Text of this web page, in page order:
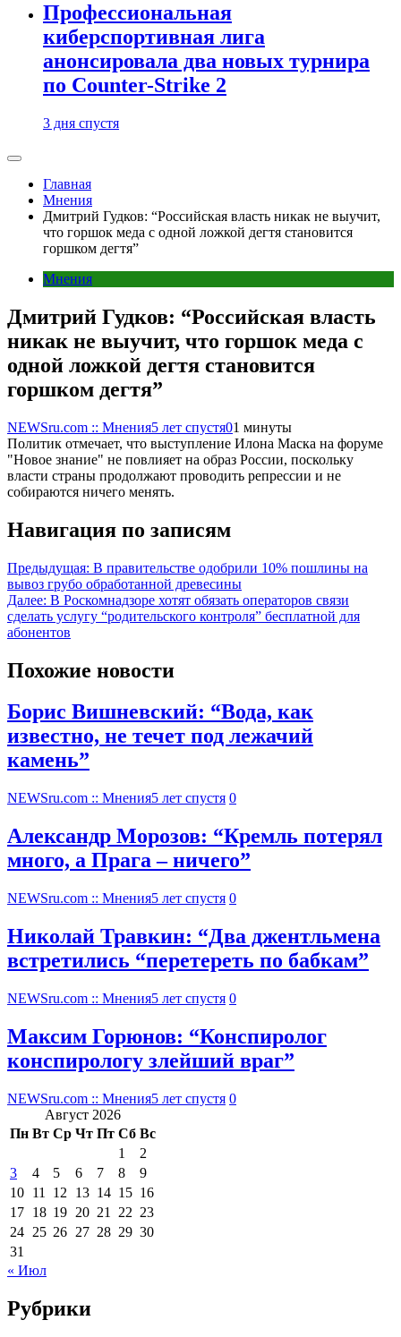
Профессиональная
киберспортивная лига
анонсировала два новых турнира
по Counter-Strike 2
3 дня спустя
Главная
Мнения
Дмитрий Гудков: “Российская власть никак не выучит,
что горшок меда с одной ложкой дегтя становится
горшком дегтя”
Мнения
Дмитрий Гудков: “Российская власть
никак не выучит, что горшок меда с
одной ложкой дегтя становится
горшком дегтя”
NEWSru.com :: Мнения5 лет спустя01 минуты
Политик отмечает, что выступление Илона Маска на форуме
"Новое знание" не повлияет на образ России, поскольку
власти страны продолжают проводить репрессии и не
собираются ничего менять.
Навигация по записям
Предыдущая: В правительстве одобрили 10% пошлины на
вывоз грубо обработанной древесины
Далее: В Роскомнадзоре хотят обязать операторов связи
сделать услугу “родительского контроля” бесплатной для
абонентов
Похожие новости
Борис Вишневский: “Вода, как
известно, не течет под лежачий
камень”
NEWSru.com :: Мнения5 лет спустя 0
Александр Морозов: “Кремль потерял
много, а Прага – ничего”
NEWSru.com :: Мнения5 лет спустя 0
Николай Травкин: “Два джентльмена
встретились “перетереть по бабкам”
NEWSru.com :: Мнения5 лет спустя 0
Максим Горюнов: “Конспиролог
конспирологу злейший враг”
NEWSru.com :: Мнения5 лет спустя 0
Август 2026
Пн Вт Ср Чт Пт Сб Вс
1
2
3
4 5 6 7 8
9
10 11 12 13 14 15 16
17 18 19 20 21 22 23
24 25 26 27 28 29 30
31
« Июл
Рубрики